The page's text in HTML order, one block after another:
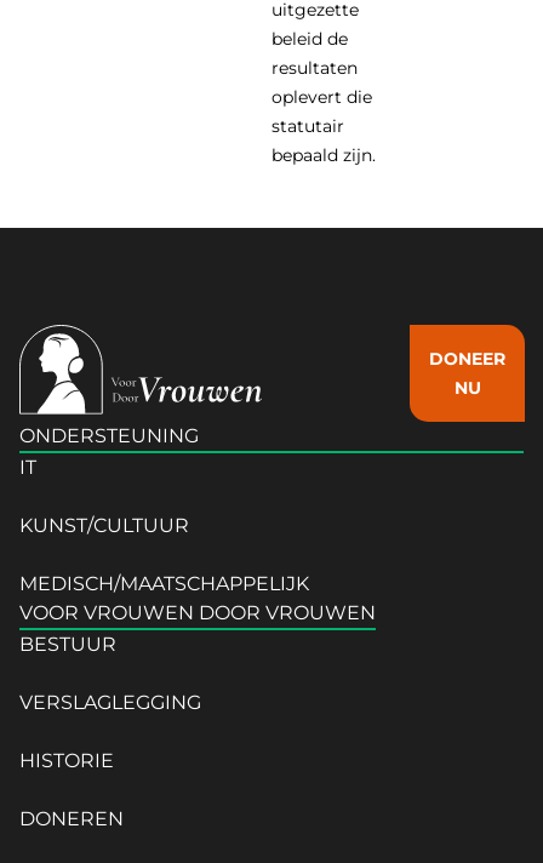
uitgezette
beleid de
resultaten
oplevert die
statutair
bepaald zijn.
DONEER
NU
ONDERSTEUNING
IT
KUNST/CULTUUR
MEDISCH/MAATSCHAPPELIJK
VOOR VROUWEN DOOR VROUWEN
BESTUUR
VERSLAGLEGGING
HISTORIE
DONEREN